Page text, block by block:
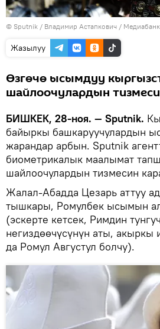
© Sputnik / Владимир Астапкович /
Жазылуу
Өзгөчө ысымдуу
шайлоочулардын
БИШКЕК, 28-ноя. — Sputnik.
байыркы башкаруучулардын
жарандар арбын. Sputnik
биометрикалык маалымат
шайлоочулардын тизмесин
Жалал-Абадда Цезарь аттуу
тышкары, Ромулбек ысымын
(эскерте кетсек, Римдин
негиздөөчүсүнүн аты, акыркы
да Ромул Августул болчу).